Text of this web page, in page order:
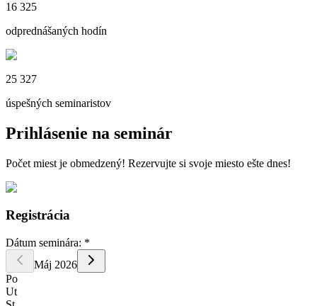
16 325
odprednášaných hodín
25 327
úspešných seminaristov
Prihlásenie na seminár
Počet miest je obmedzený! Rezervujte si svoje miesto ešte dnes!
Registrácia
Dátum seminára: *
Máj 2026
Po
Ut